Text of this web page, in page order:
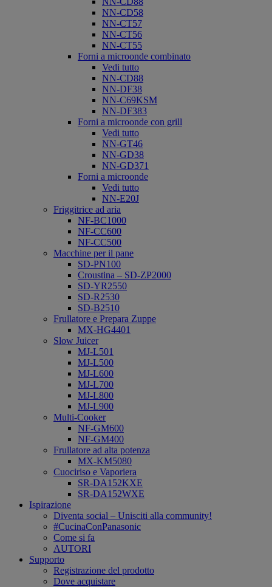
NN-CD58
NN-CT57
NN-CT56
NN-CT55
Forni a microonde combinato
Vedi tutto
NN-CD88
NN-DF38
NN-C69KSM
NN-DF383
Forni a microonde con grill
Vedi tutto
NN-GT46
NN-GD38
NN-GD371
Forni a microonde
Vedi tutto
NN-E20J
Friggitrice ad aria
NF-BC1000
NF-CC600
NF-CC500
Macchine per il pane
SD-PN100
Croustina – SD-ZP2000
SD-YR2550
SD-R2530
SD-B2510
Frullatore e Prepara Zuppe
MX-HG4401
Slow Juicer
MJ-L501
MJ-L500
MJ-L600
MJ-L700
MJ-L800
MJ-L900
Multi-Cooker
NF-GM600
NF-GM400
Frullatore ad alta potenza
MX-KM5080
Cuociriso e Vaporiera
SR-DA152KXE
SR-DA152WXE
Ispirazione
Diventa social – Unisciti alla community!
#CucinaConPanasonic
Come si fa
AUTORI
Supporto
Registrazione del prodotto
Dove acquistare